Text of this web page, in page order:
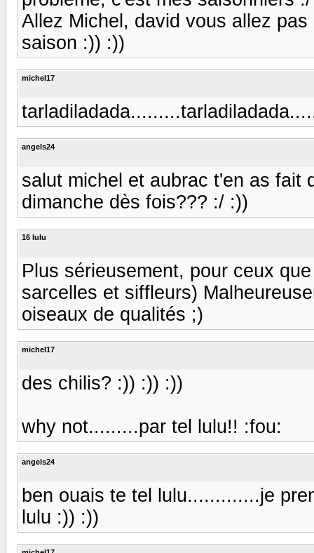
Allez Michel, david vous allez
saison :)) :))
michel17
angels24
salut michel et aubrac t'en as fait
dimanche dès fois??? :/ :))
16 lulu
Plus sérieusement, pour ceux
sarcelles et siffleurs)
oiseaux de qualités ;)
michel17
des chilis? :)) :)) :))
why not.........par tel lulu!! :fou:
angels24
ben ouais te tel lulu.............je
lulu :)) :))